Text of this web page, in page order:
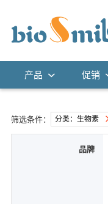
产品 促销
筛选条件： 分类：生物素
品牌